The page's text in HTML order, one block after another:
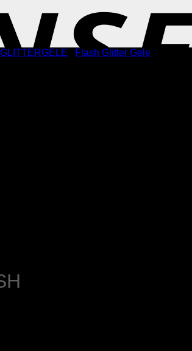
GLITTERGELE Flash Glitter Gele